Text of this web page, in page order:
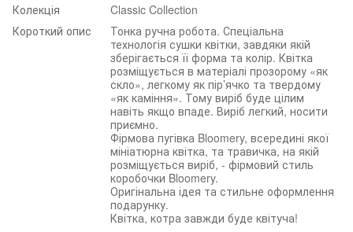
Колекція
Classic Collection
Короткий опис
Тонка ручна робота. Спеціальна
технологія сушки квітки, завдяки якій
зберігається її форма та колір. Квітка
розміщується в матеріалі прозорому «як
скло», легкому як пір’ячко та твердому
«як каміння». Тому виріб буде цілим
навіть якщо впаде. Виріб легкий, носити
приємно.
Фірмова пугівка Bloomery, всередині якої
мініатюрна квітка, та травичка, на якій
розміщується виріб, - фірмовий стиль
коробочки Bloomery.
Оригінальна ідея та стильне оформлення
подарунку.
Квітка, котра завжди буде квітуча!